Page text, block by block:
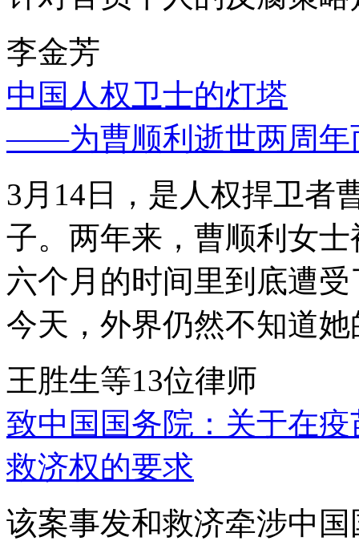
李金芳
中国人权卫士的灯塔
——为曹顺利逝世两周年
3月14日，是人权捍卫者
子。两年来，曹顺利女
六个月的时间里到底遭
今天，外界仍然不知道
王胜生等13位律师
致中国国务院：关于在
救济权的要求
该案事发和救济牵涉中